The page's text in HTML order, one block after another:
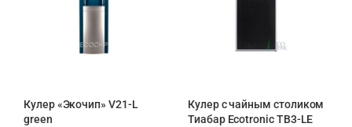
Кулер «Экочип» V21-L
green
Кулер с чайным столиком
Тиабар Ecotronic TB3-LE